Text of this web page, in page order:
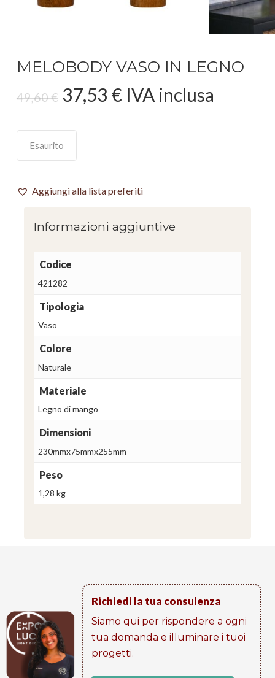
MELOBODY VASO IN LEGNO
49,60€ Il
originale
era:
49,60 €.
37,53 €IlIVA inclusa
Esaurito
Aggiungi alla lista preferiti
Informazioni aggiuntive
Codice
421282
Tipologia
Vaso
Colore
Naturale
Materiale
Legno di mango
Dimensioni
230mmx75mmx255mm
Peso
1,28 kg
Richiedi la tua consulenza
Siamo qui per rispondere a ogni
tua domanda e illuminare i tuoi
progetti​.